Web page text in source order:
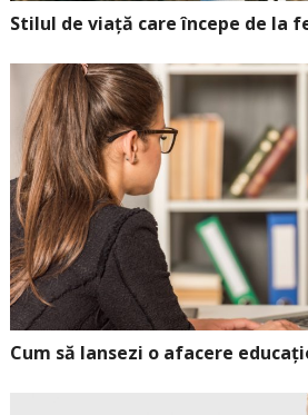
Stilul de viață care începe de la
Cum să lansezi o afacere